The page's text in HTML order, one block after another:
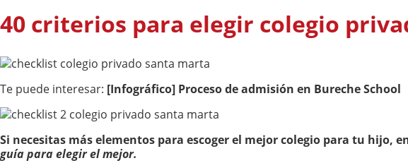
40 criterios para elegir colegio
Te puede interesar: [Infográfico] Proceso de admisión en Bureche School
Si necesitas más elementos para escoger el mejor colegio para tu hijo,
guía para elegir el mejor.